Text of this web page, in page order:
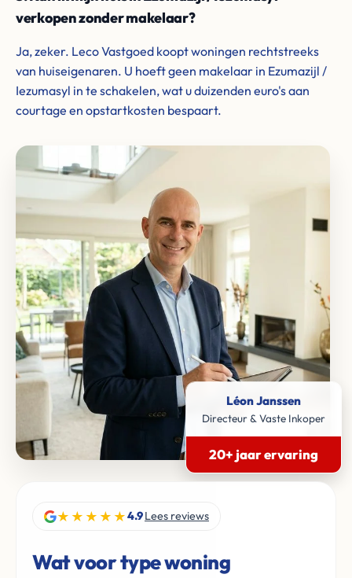
verkopen zonder makelaar?
Ja, zeker. Leco Vastgoed koopt woningen rechtstreeks
van huiseigenaren. U hoeft geen makelaar in Ezumazijl /
Iezumasyl in te schakelen, wat u duizenden euro's aan
courtage en opstartkosten bespaart.
Léon Janssen
Directeur & Vaste Inkoper
20+ jaar ervaring
★★★★★4.9Lees reviews
Wat voor type woning